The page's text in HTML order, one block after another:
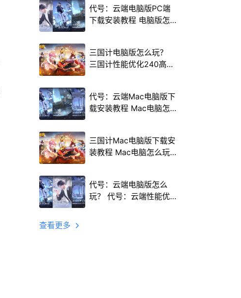
代号：云端电脑版PC端
下载安装教程 电脑版怎
三国计电脑版怎么玩？
三国计性能优化240高帧
代号：云端Mac电脑版下
载安装教程 Mac电脑怎
三国计Mac电脑版下载安
装教程 Mac电脑怎么玩
代号：云端电脑版怎么
玩？ 代号：云端性能优
查看更多